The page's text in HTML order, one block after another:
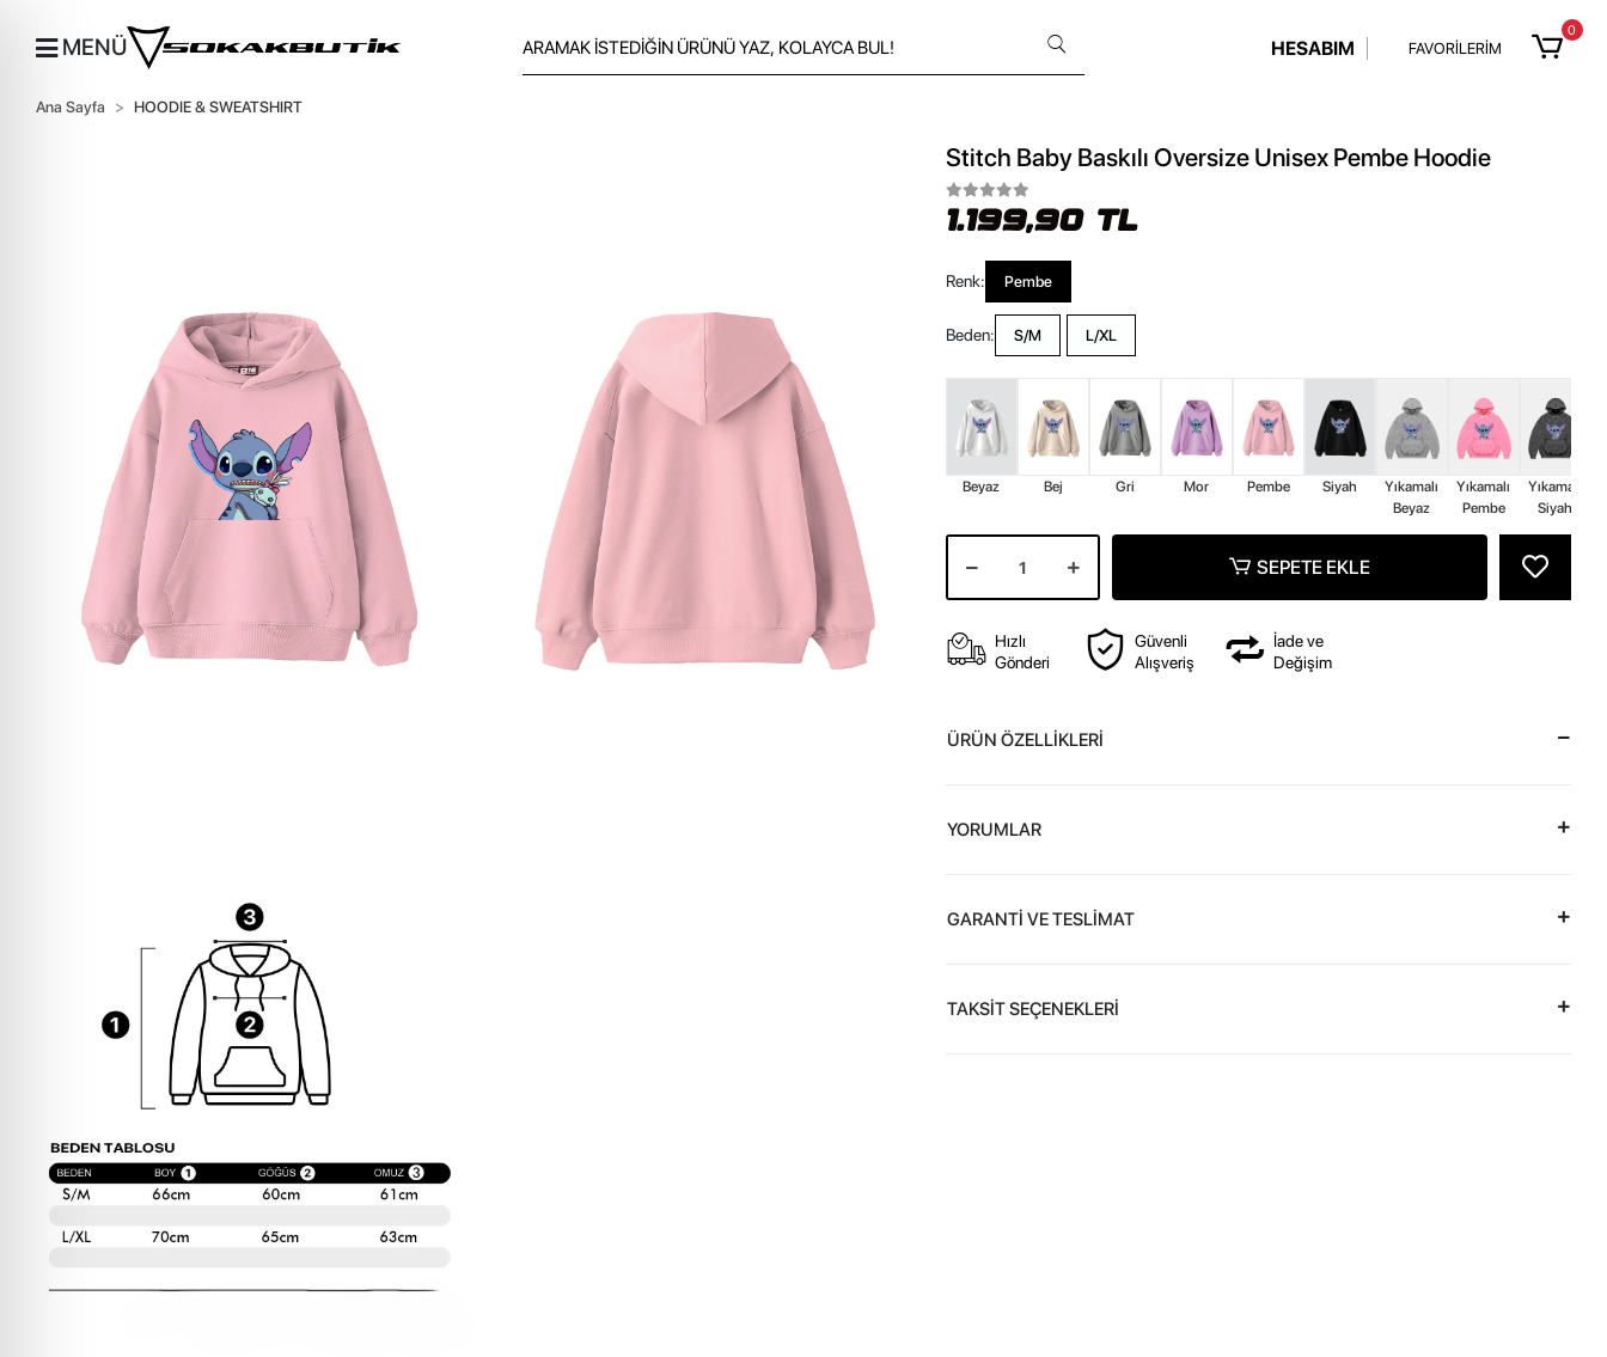
MENÜ HESABIM FAVORİLERİM
0
Ana Sayfa HOODIE & SWEATSHIRT
Stitch Baby Baskılı Oversize Unisex Pembe Hoodie
1.199,90 TL
Renk: Pembe
Beden: S/M L/XL
Beyaz Bej Gri Mor Pembe Siyah
Yıkamalı
Beyaz
Yıkamalı
Pembe
Yıkamalı
Siyah
SEPETE EKLE
Hızlı
Gönderi
Güvenli
Alışveriş
İade ve
Değişim
ÜRÜN ÖZELLİKLERİ
YORUMLAR
GARANTİ VE TESLİMAT
TAKSİT SEÇENEKLERİ